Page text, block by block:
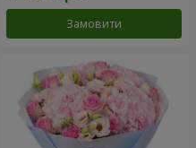
Замовити